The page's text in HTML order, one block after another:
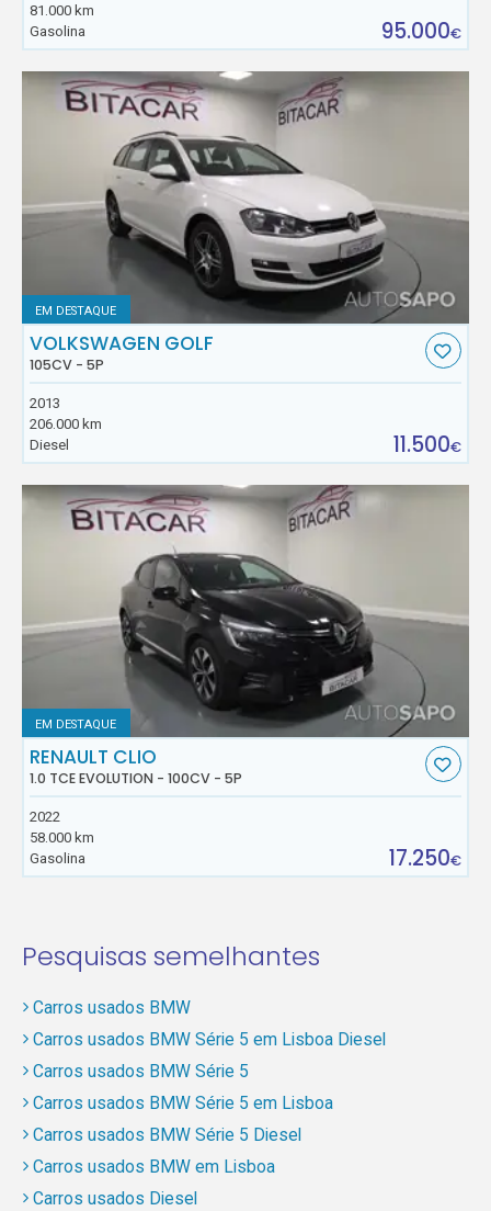
81.000 km
Gasolina
95.000€
EM DESTAQUE
VOLKSWAGEN GOLF
105CV - 5P
2013
206.000 km
Diesel
11.500€
EM DESTAQUE
RENAULT CLIO
1.0 TCE EVOLUTION - 100CV - 5P
2022
58.000 km
Gasolina
17.250€
Pesquisas semelhantes
Carros usados BMW
Carros usados BMW Série 5 em Lisboa Diesel
Carros usados BMW Série 5
Carros usados BMW Série 5 em Lisboa
Carros usados BMW Série 5 Diesel
Carros usados BMW em Lisboa
Carros usados Diesel